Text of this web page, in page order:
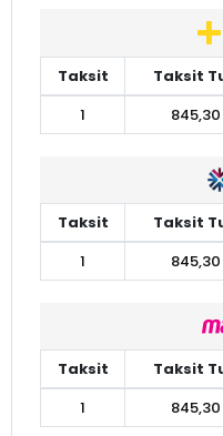
Taksit Taksit
1
845,30
Taksit Taksit
1
845,30
Taksit Taksit
1
845,30